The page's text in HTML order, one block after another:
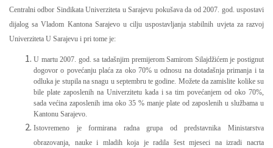
Centralni odbor Sindikata Univerziteta u Sarajevu pokušava da od 2007. god. uspostavi
dijalog sa Vladom Kantona Sarajevo u cilju uspostavljanja stabilnih uvjeta za razvoj
Univerziteta U Sarajevu i pri tome je:
U martu 2007. god. sa tadašnjim premijerom Samirom Silajdžićem je postignut
dogovor o povećanju plaća za oko 70% u odnosu na dotadašnja primanja i ta
odluka je stupila na snagu u septembru te godine. Možete da zamislite kolike su
bile plate zaposlenih na Univerzitetu kada i sa tim povećanjem od oko 70%,
sada većina zaposlenih ima oko 35 % manje plate od zaposlenih u službama u
Kantonu Sarajevo.
Istovremeno je formirana radna grupa od predstavnika Ministarstva
obrazovanja, nauke i mladih koja je radila šest mjeseci na izradi nacrta